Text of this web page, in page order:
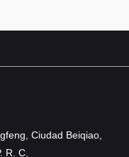
Ciudad Beiqiao,
R. C.